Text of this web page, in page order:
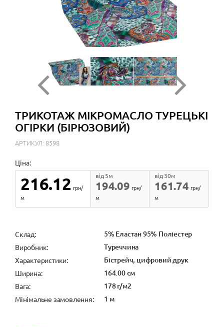
ТРИКОТАЖ МІКРОМАСЛО ТУРЕЦЬКІ
ОГІРКИ (БІРЮЗОВИЙ)
АРТИКУЛ: 8598
Ціна:
216.12 грн/
м
194.09
від 5м
грн/
м
161.74
від 30м
грн/
м
Cклад: 5% Еластан 95% Поліестер
Виробник: Туреччина
Характеристики: Бістрейч, цифровий друк
Ширина: 164.00 см
Вага: 178 г/м2
Мінімальне замовлення: 1 м